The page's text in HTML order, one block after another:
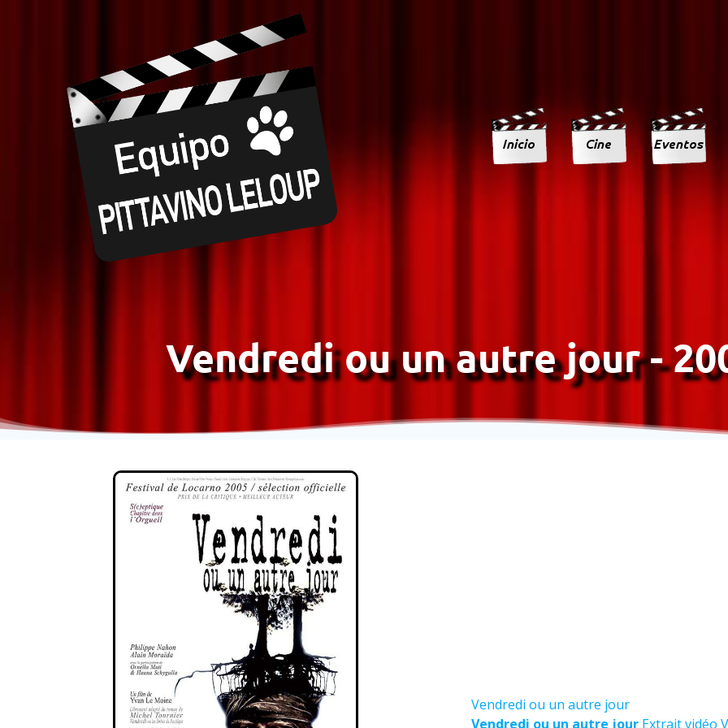
Vendredi ou un autre jour -
Vendredi ou un autre jour
Vendredi ou un autre jour Extrait vidéo